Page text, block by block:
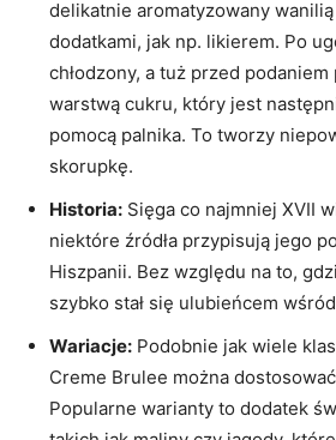
delikatnie aromatyzowany
dodatkami, jak np. likierem. Po
chłodzony, a tuż przed
warstwą cukru, który jest
pomocą palnika. To tworzy
skorupkę.
Historia: Sięga co najmniej XVII
niektóre źródła przypisują jego
Hiszpanii. Bez względu na to,
szybko stał się ulubieńcem
Wariacje: Podobnie jak wiele
Creme Brulee można
Popularne warianty to dodatek